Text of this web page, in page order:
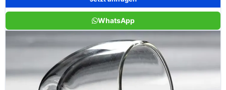
WhatsApp